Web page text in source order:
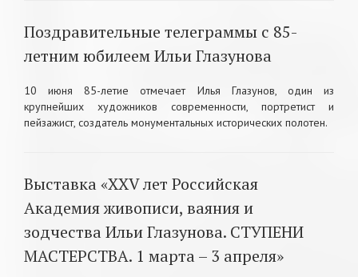
Поздравительные телеграммы с 85-
летним юбилеем Ильи Глазунова
10 июня 85-летие отмечает Илья Глазунов, один из
крупнейших художников современности, портретист и
пейзажист, создатель монументальных исторических полотен.
Выставка «ХХV лет Российская
Академия живописи, ваяния и
зодчества Ильи Глазунова. СТУПЕНИ
МАСТЕРСТВА. 1 марта – 3 апреля»